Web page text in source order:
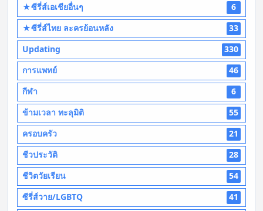
★ซีรี่ส์เอเชียอื่นๆ
6
★ซีรี่ส์ไทย ละครย้อนหลัง
33
Updating
330
การแพทย์
46
กีฬา
6
ข้ามเวลา ทะลุมิติ
55
ครอบครัว
21
ชีวประวัติ
28
ชีวิตวัยเรียน
54
ซีรี่ส์วาย/LGBTQ
41